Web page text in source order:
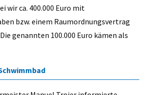
wir ca. 400.000 Euro mit
bzw. einem Raumordnungsvertrag
genannten 100.000 Euro kämen als